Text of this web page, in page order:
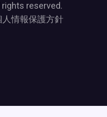
reserved.
人情報保護方針